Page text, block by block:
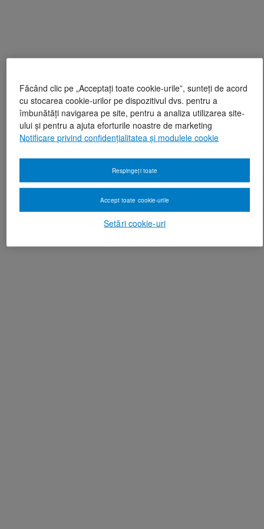
Făcând clic pe „Acceptați toate cookie-urile”, sunteți de acord
cu stocarea cookie-urilor pe dispozitivul dvs. pentru a
îmbunătăți navigarea pe site, pentru a analiza utilizarea site-
ului și pentru a ajuta eforturile noastre de marketing
Notificare privind confidențialitatea și modulele cookie
Setări cookie-uri
Respingeți toate
Accept toate cookie-urile